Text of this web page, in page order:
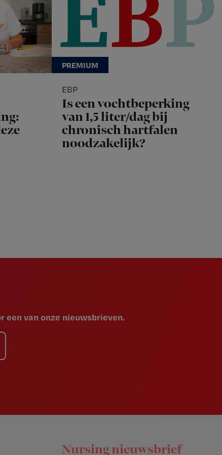
EBP
Is een vochtbeperking
van 1,5 liter/dag bij
chronisch hartfalen
noodzakelijk?
een van onze nieuwsbrieven.
Nursing nieuwsbrief